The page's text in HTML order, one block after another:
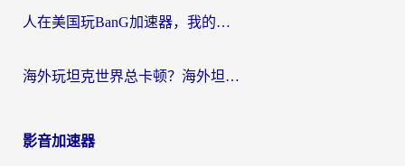
人在美国玩BanG加速器，我的延迟终于绿了
海外玩坦克世界总卡顿？海外坦克世界加速器有哪些？实测好用的选择在这里
影音加速器